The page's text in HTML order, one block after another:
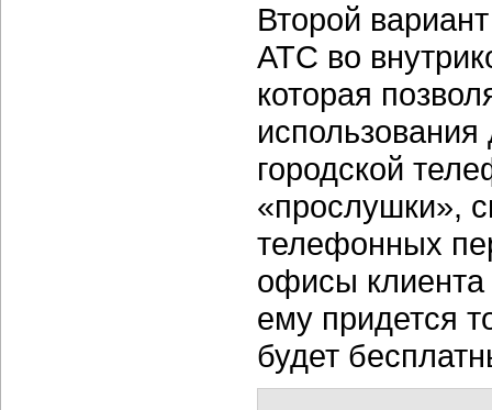
Второй
АТС во
которая
городской
«прослушки»,
телефонных
офисы клиента
ему придется
будет